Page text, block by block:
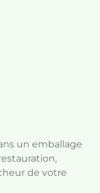
un emballage
de votre